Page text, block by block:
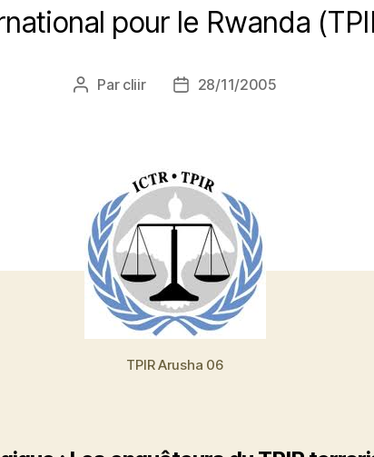
pour le Rwanda
Auteur
Par cliir
Date28/11/2005
TPIR Arusha 06